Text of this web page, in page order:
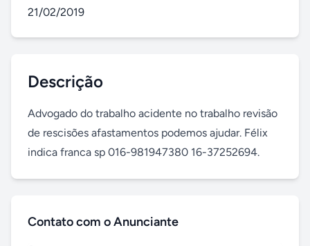
21/02/2019
Descrição
Advogado do trabalho acidente no trabalho revisão
de rescisões afastamentos podemos ajudar. Félix
indica franca sp 016-981947380 16-37252694.
Contato com o Anunciante